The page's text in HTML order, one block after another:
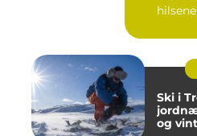
Ski i
og